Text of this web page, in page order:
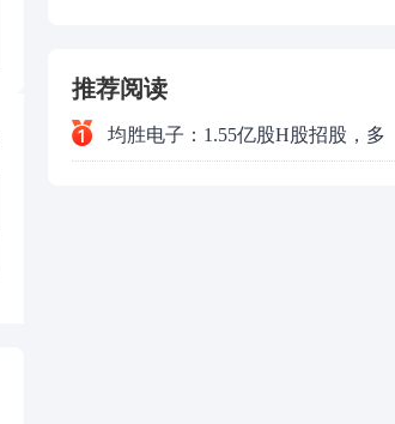
推荐阅读
均胜电子：1.55亿股H股招股，多